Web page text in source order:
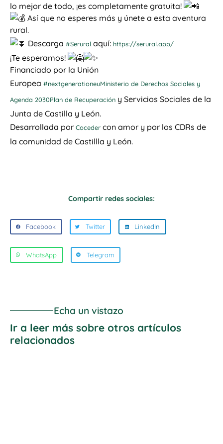
lo mejor de todo, ¡es completamente gratuita!
Así que no esperes más y únete a esta aventura
rural.
Descarga #Serural aquí: https://serural.app/
¡Te esperamos!
Financiado por la Unión
Europea #nextgenerationeuMinisterio de Derechos Sociales y
Agenda 2030Plan de Recuperación y Servicios Sociales de la
Junta de Castilla y León.
Desarrollada por Coceder con amor y por los CDRs de
la comunidad de Castillla y León.
Compartir redes sociales:
Facebook Twitter LinkedIn
WhatsApp Telegram
Echa un vistazo
Ir a leer más sobre otros artículos
relacionados